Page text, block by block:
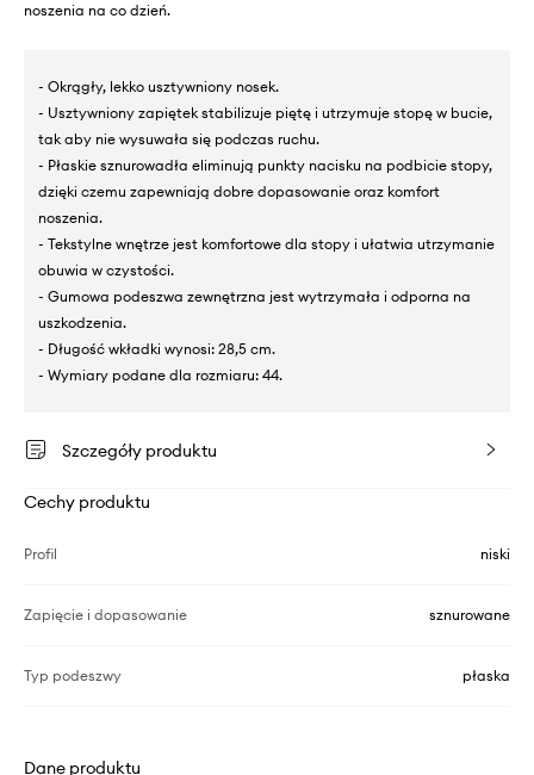
noszenia na co dzień.
- Okrągły, lekko usztywniony nosek.
- Usztywniony zapiętek stabilizuje piętę i utrzymuje stopę w bucie,
tak aby nie wysuwała się podczas ruchu.
- Płaskie sznurowadła eliminują punkty nacisku na podbicie stopy,
dzięki czemu zapewniają dobre dopasowanie oraz komfort
noszenia.
- Tekstylne wnętrze jest komfortowe dla stopy i ułatwia utrzymanie
obuwia w czystości.
- Gumowa podeszwa zewnętrzna jest wytrzymała i odporna na
uszkodzenia.
- Długość wkładki wynosi: 28,5 cm.
- Wymiary podane dla rozmiaru: 44.
Szczegóły produktu
Cechy produktu
Profil niski
Zapięcie i dopasowanie sznurowane
Typ podeszwy płaska
Dane produktu